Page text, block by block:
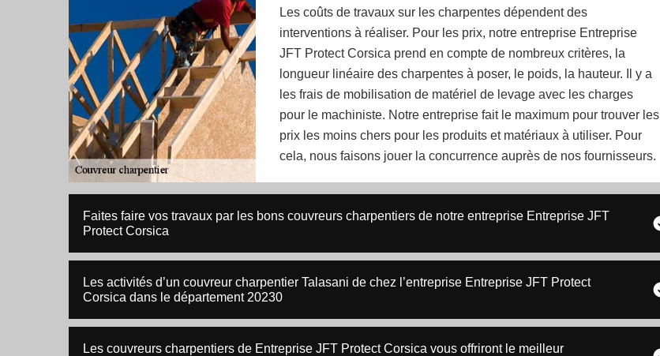
Les coûts de travaux sur les charpentes dépendent des
interventions à réaliser. Pour les prix, notre entreprise Entreprise
JFT Protect Corsica prend en compte de nombreux critères, la
longueur linéaire des charpentes à poser, le poids, la hauteur. Il y a
les frais de mobilisation de matériel de levage avec les charges
pour le machiniste. Notre entreprise fait le maximum pour trouver les
prix les moins chers pour les produits et matériaux à utiliser. Pour
cela, nous faisons jouer la concurrence auprès de nos fournisseurs.
Faites faire vos travaux par les bons couvreurs charpentiers de notre entreprise Entreprise JFT
Protect Corsica
Les activités d’un couvreur charpentier Talasani de chez l’entreprise Entreprise JFT Protect
Corsica dans le département 20230
Les couvreurs charpentiers de Entreprise JFT Protect Corsica vous offriront le meilleur